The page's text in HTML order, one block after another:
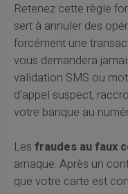
Retenez cette règle
sert à annuler des
forcément une
vous demandera
validation SMS ou
d'appel suspect,
votre banque au
Les fraudes au faux
arnaque. Après un
que votre carte est